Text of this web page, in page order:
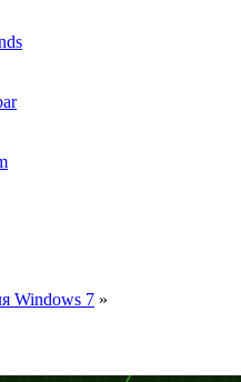
Windows 7 »